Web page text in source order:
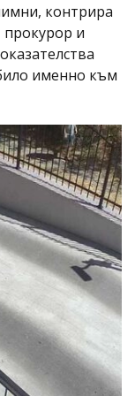
контрира
и
именно към